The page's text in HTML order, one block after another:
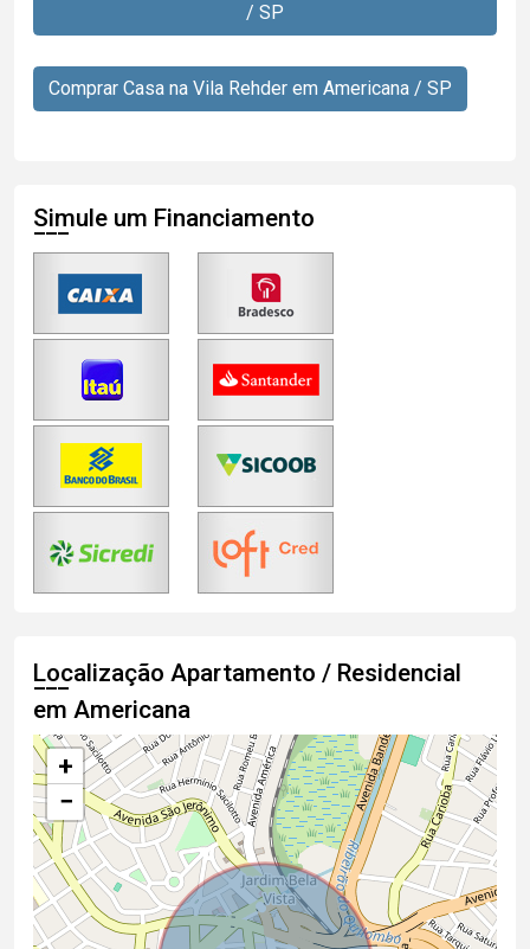
/ SP
Comprar Casa na Vila Rehder em Americana / SP
Simule um Financiamento
Localização Apartamento / Residencial
em Americana
+
−